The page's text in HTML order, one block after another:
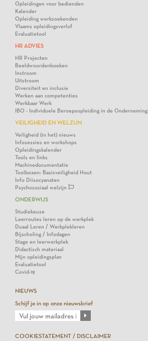
Opleidingen voor bedienden
Kalender
Opleiding werkzoekenden
Vlaams opleidingsverlof
Evaluatietool
HR ADVIES
HR Projecten
Beeldwoordenboeken
Instroom
Uitstroom
Diversiteit en inclusie
Werken aan competenties
Werkbaar Werk
IBO - Individuele Beroepsopleiding in de Onderneming
VEILIGHEID EN WELZIJN
Veiligheid (in het) nieuws
Infosessies en workshops
Opleidingskalender
Tools en links
Machinedocumentatie
Toolboxen: Basisveiligheid Hout
Info Diisocyanaten
Psychosociaal welzijn
ONDERWIJS
Studiekeuze
Leerroutes leren op de werkplek
Duaal Leren / Werkplekleren
Bijscholing / Infodagen
Stage en leerwerkplek
Didactisch materiaal
Mijn opleidingsplan
Evaluatietool
Covid-19
NIEUWS
Schijf je in op onze nieuwsbrief
COOKIESTATEMENT / DISCLAIMER